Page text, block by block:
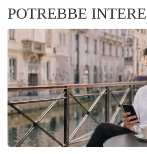
POTREBBE